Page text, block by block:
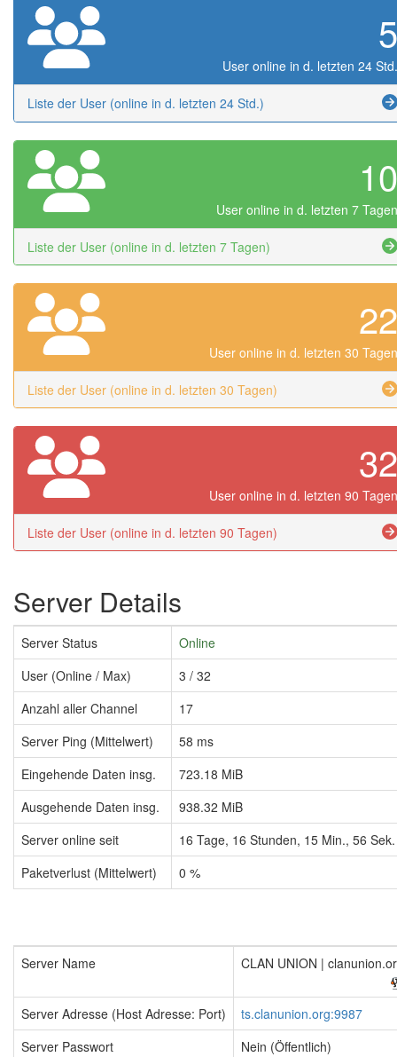
5
User online in d. letzten 24 Std.
Liste der User (online in d. letzten 24 Std.)
10
User online in d. letzten 7 Tagen
Liste der User (online in d. letzten 7 Tagen)
22
User online in d. letzten 30 Tagen
Liste der User (online in d. letzten 30 Tagen)
32
User online in d. letzten 90 Tagen
Liste der User (online in d. letzten 90 Tagen)
Server Details
Server Status
Online
User (Online / Max)
3 / 32
Anzahl aller Channel
17
Server Ping (Mittelwert)
58 ms
Eingehende Daten insg.
723.18 MiB
Ausgehende Daten insg.
938.32 MiB
Server online seit
16 Tage, 16 Stunden, 15 Min., 56 Sek.
Paketverlust (Mittelwert)
0 %
Server Name CLAN UNION |
Server Adresse (Host Adresse: Port)
ts.clanunion.org:9987
Server Passwort
Nein (Öffentlich)